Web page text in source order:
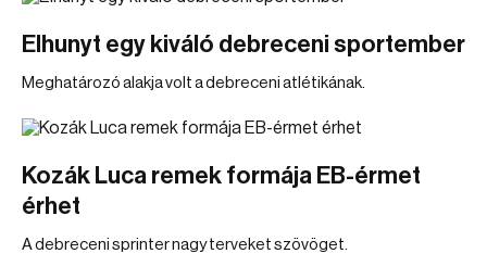
Elhunyt egy kiváló debreceni sportember
Meghatározó alakja volt a debreceni atlétikának.
Kozák Luca remek formája EB-érmet
érhet
A debreceni sprinter nagy terveket szövöget.